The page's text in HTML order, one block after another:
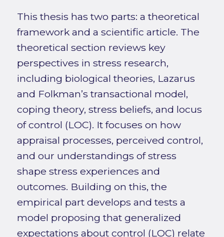
This thesis has two parts: a theoretical
framework and a scientific article. The
theoretical section reviews key
perspectives in stress research,
including biological theories, Lazarus
and Folkman’s transactional model,
coping theory, stress beliefs, and locus
of control (LOC). It focuses on how
appraisal processes, perceived control,
and our understandings of stress
shape stress experiences and
outcomes. Building on this, the
empirical part develops and tests a
model proposing that generalized
expectations about control (LOC) relate